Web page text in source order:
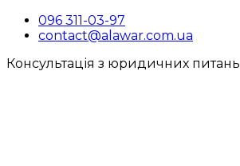
096 311-03-97
contact@alawar.com.ua
Консультація з юридичних питань